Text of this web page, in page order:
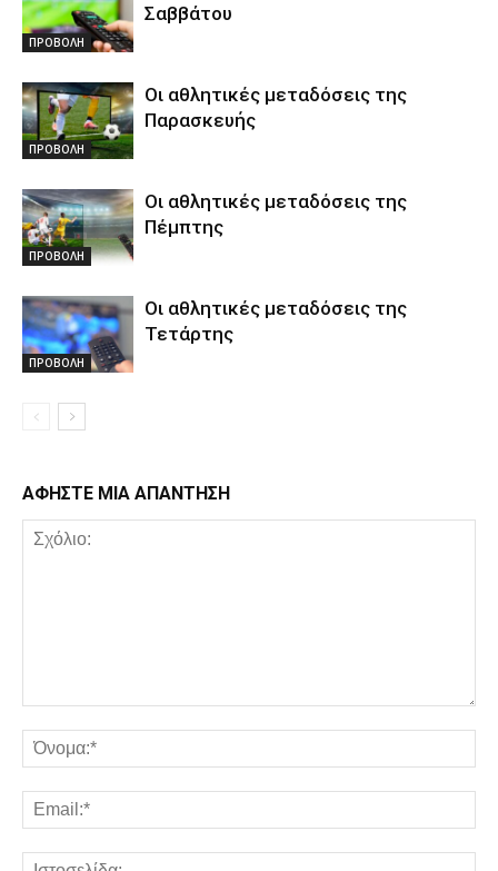
ΠΡΟΒΟΛΗ
Σαββάτου
ΠΡΟΒΟΛΗ
Οι αθλητικές μεταδόσεις της
Παρασκευής
ΠΡΟΒΟΛΗ
Οι αθλητικές μεταδόσεις της
Πέμπτης
ΠΡΟΒΟΛΗ
Οι αθλητικές μεταδόσεις της
Τετάρτης
ΑΦΗΣΤΕ ΜΙΑ ΑΠΑΝΤΗΣΗ